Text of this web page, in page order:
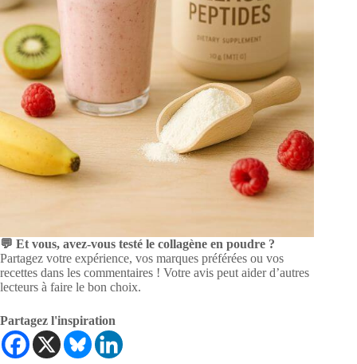
💬 Et vous, avez-vous testé le collagène en poudre ?
Partagez votre expérience, vos marques préférées ou vos
recettes dans les commentaires ! Votre avis peut aider d’autres
lecteurs à faire le bon choix.
Partagez l'inspiration